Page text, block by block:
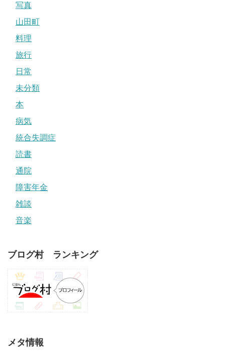
写真
山田町
料理
旅行
日常
未分類
本
病気
統合失調症
読書
通院
障害年金
雑談
音楽
ブログ村 ランキング
メタ情報